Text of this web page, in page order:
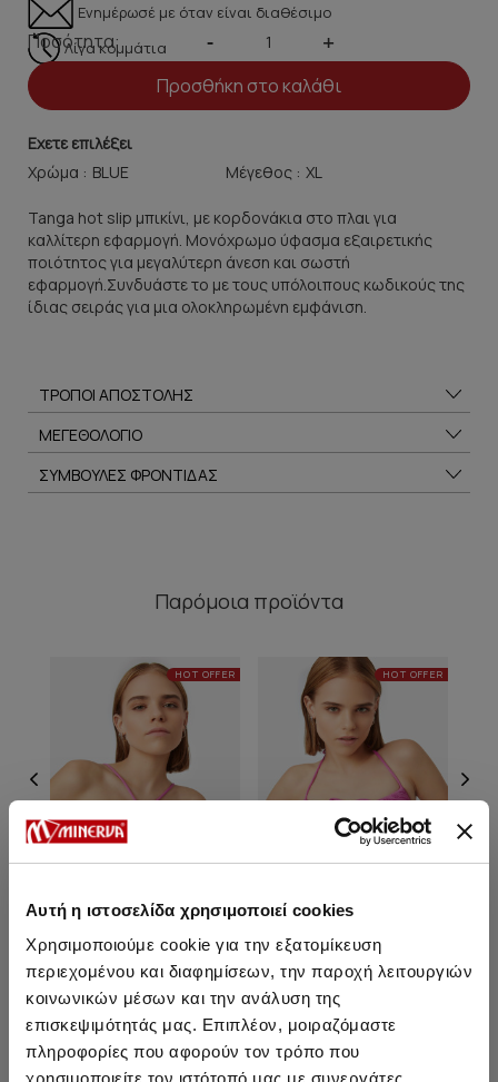
Αυτή η ιστοσελίδα χρησιμοποιεί cookies
Χρησιμοποιούμε cookie για την εξατομίκευση
περιεχομένου και διαφημίσεων, την παροχή λειτουργιών
κοινωνικών μέσων και την ανάλυση της
επισκεψιμότητάς μας. Επιπλέον, μοιραζόμαστε
πληροφορίες που αφορούν τον τρόπο που
χρησιμοποιείτε τον ιστότοπό μας με συνεργάτες
Ενημέρωσέ με όταν είναι διαθέσιμο
Λίγα κομμάτια
Ποσότητα: - +
Προσθήκη στο καλάθι
Εχετε επιλέξει
Χρώμα :
Μέγεθος :
Tanga hot slip μπικίνι, με κορδονάκια στο πλαι για
καλλίτερη εφαρμογή. Μονόχρωμο ύφασμα εξαιρετικής
ποιότητος για μεγαλύτερη άνεση και σωστή
εφαρμογή.Συνδυάστε το με τους υπόλοιπους κωδικούς της
ίδιας σειράς για μια ολοκληρωμένη εμφάνιση.
ΤΡΟΠΟΙ ΑΠΟΣΤΟΛΗΣ
ΜΕΓΕΘΟΛΟΓΙΟ
ΣΥΜΒΟΥΛΕΣ ΦΡΟΝΤΙΔΑΣ
Παρόμοια προϊόντα
HOT OFFER
Chile Criss Cross Bikini Top
11,95 €
HOT OFFER
Chile Bralette Bikini Top με
δέσιμο μπροστά
12,95 €